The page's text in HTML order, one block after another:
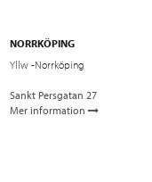
NORRKÖPING
Yllw -Norrköping
Sankt Persgatan 27
Mer information